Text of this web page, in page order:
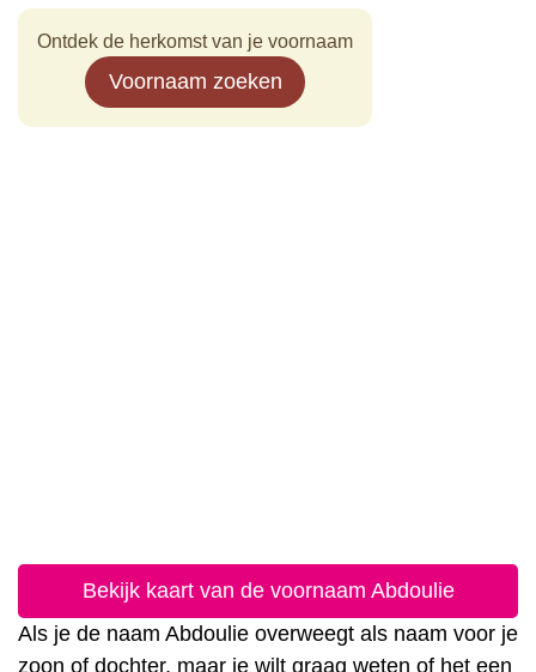
Ontdek de herkomst van je voornaam
Voornaam zoeken
Bekijk kaart van de voornaam Abdoulie
Als je de naam Abdoulie overweegt als naam voor je
zoon of dochter, maar je wilt graag weten of het een